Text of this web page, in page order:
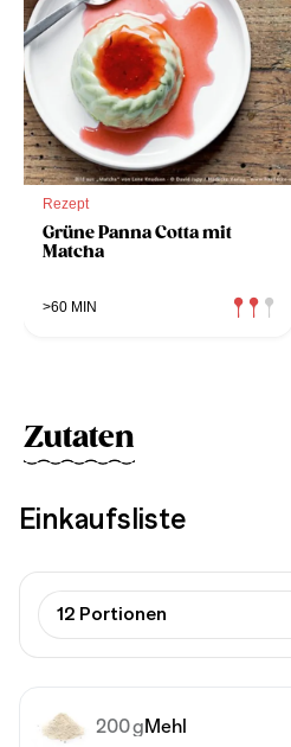
Rezept
Grüne Panna Cotta mit
Matcha
>60 MIN
Zutaten